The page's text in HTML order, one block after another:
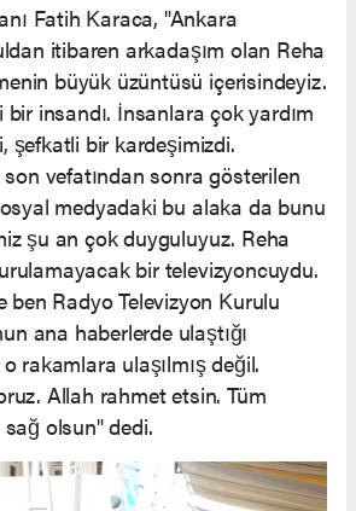
Fatih Karaca, "Ankara
itibaren arkadaşım olan Reha
büyük üzüntüsü içerisindeyiz.
insandı. İnsanlara çok yardım
şefkatli bir kardeşimizdi.
vefatından sonra gösterilen
medyadaki bu alaka da bunu
şu an çok duyguluyuz. Reha
bir televizyoncuydu.
ben Radyo Televizyon Kurulu
ana haberlerde ulaştığı
rakamlara ulaşılmış değil.
Allah rahmet etsin. Tüm
olsun" dedi.